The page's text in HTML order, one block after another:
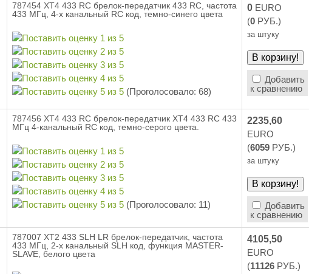
787454 XT4 433 RC брелок-передатчик 433 RC, частота
433 МГц, 4-х канальный RC код, темно-синего цвета
(Проголосовало: 68)
0 EURO
(0 РУБ.)
за штуку
Добавить
к сравнению
787456 XT4 433 RC брелок-передатчик XT4 433 RC 433
МГц 4-канальный RC код, темно-серого цвета.
(Проголосовало: 11)
2235,60
EURO
(6059 РУБ.)
за штуку
Добавить
к сравнению
787007 XT2 433 SLH LR брелок-передатчик, частота
433 МГц, 2-х канальный SLH код, функция MASTER-
SLAVE, белого цвета
4105,50
EURO
(11126 РУБ.)